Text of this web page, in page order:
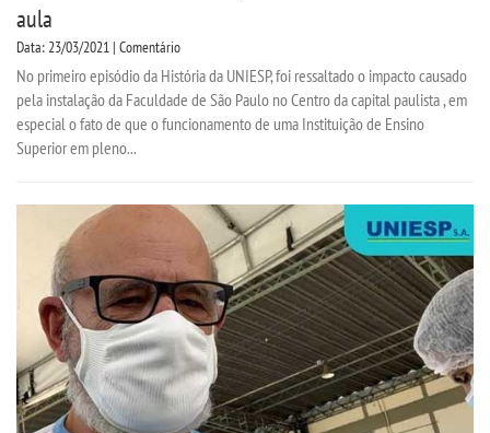
aula
Data: 23/03/2021 | Comentário
No primeiro episódio da História da UNIESP, foi ressaltado o impacto causado
pela instalação da Faculdade de São Paulo no Centro da capital paulista , em
especial o fato de que o funcionamento de uma Instituição de Ensino
Superior em pleno...